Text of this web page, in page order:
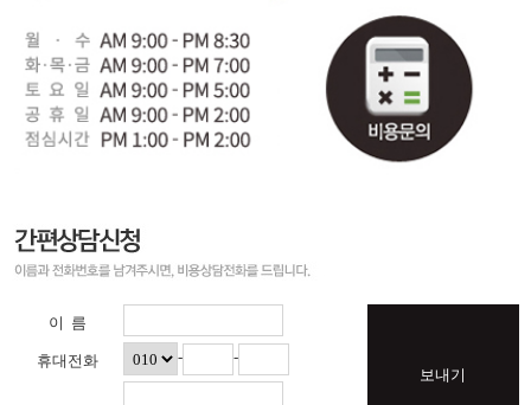
이 름
휴대전화 - -
보내기